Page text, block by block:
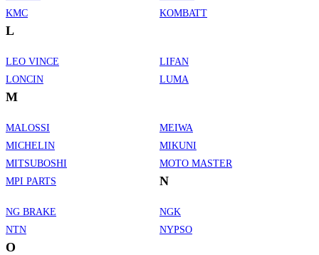
KMC
KOMBATT
L
LEO VINCE
LIFAN
LONCIN
LUMA
M
MALOSSI
MEIWA
MICHELIN
MIKUNI
MITSUBOSHI
MOTO MASTER
MPI PARTS
N
NG BRAKE
NGK
NTN
NYPSO
O